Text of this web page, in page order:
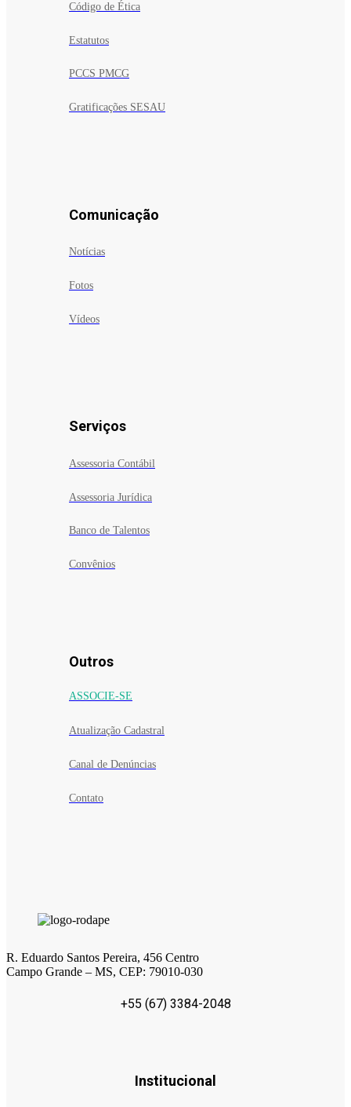
Código de Ética
Estatutos
PCCS PMCG
Gratificações SESAU
Comunicação
Notícias
Fotos
Vídeos
Serviços
Assessoria Contábil
Assessoria Jurídica
Banco de Talentos
Convênios
Outros
ASSOCIE-SE
Atualização Cadastral
Canal de Denúncias
Contato
R. Eduardo Santos Pereira, 456 Centro
Campo Grande – MS, CEP: 79010-030
+55 (67) 3384-2048
Institucional